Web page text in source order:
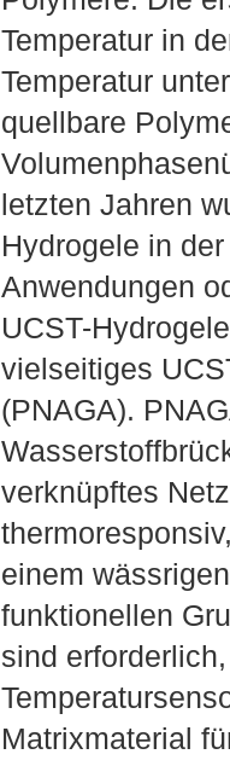
Temperatur in
Temperatur
quellbare
letzten Jahren
Hydrogele in
Anwendungen
UCST-
vielseitiges
(PNAGA).
verknüpftes
einem
funktionellen
sind
Matrixmaterial